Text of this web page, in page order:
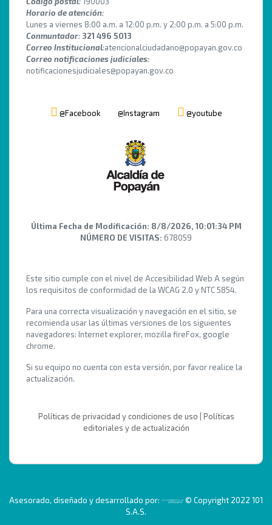
Horario de atención:
Lunes a viernes 8:00 a.m. a 12:00 p.m. y 2:00 p.m. a 5:00 p.m.
Conmuntador: 321 496 5013
Correo Institucional:atencionalciudadano@popayan.gov.co
Correo notificaciones judiciales:
notificacionesjudiciales@popayan.gov.co
@Facebook @Instagram @youtube
Última Fecha de Modificación: 8/8/2026, 10:01:34 PM
NÚMERO DE VISITAS: 678059
Este sitio cumple con el nivel de Accesibilidad Web A según
los requisitos de conformidad de la WCAG 2.0 y NTC 5854.
Para una correcta visualización y navegación en el sitio, se
recomienda usar las últimas versiones de los siguientes
navegadores: Internet explorer, mozilla fireFox, google
chrome.
Si su equipo no cuenta con esta versión, por favor realice la
actualización.
Políticas de privacidad y condiciones de uso
Políticas
editoriales y de actualización
Asesorado, diseñado y desarrollado por:
© Copyright 2022 101
S.A.S.